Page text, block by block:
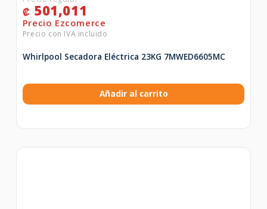
₡ 501,011
Whirlpool Secadora Eléctrica 23KG 7MWED6605MC
Añadir al carrito